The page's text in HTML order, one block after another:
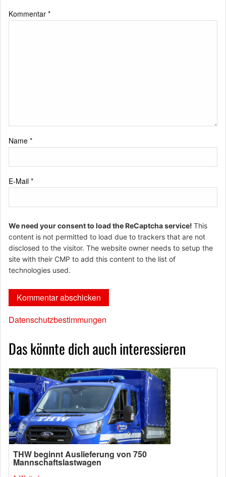
Kommentar *
Name *
E-Mail *
We need your consent to load the ReCaptcha service! This
content is not permitted to load due to trackers that are not
disclosed to the visitor. The website owner needs to setup the
site with their CMP to add this content to the list of
technologies used.
Datenschutzbestimmungen
Das könnte dich auch interessieren
THW beginnt Auslieferung von 750
Mannschaftslastwagen